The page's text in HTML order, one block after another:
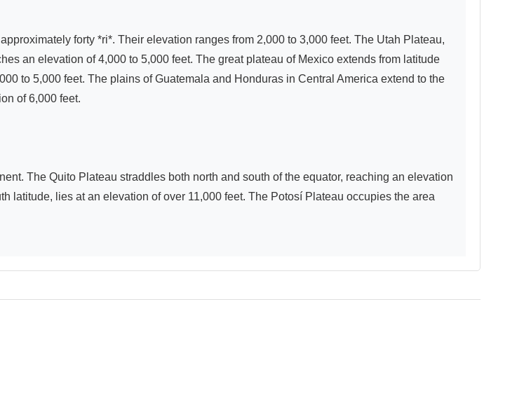
forty *ri*. Their elevation ranges from 2,000 to 3,000 feet. The Utah Plateau,
an elevation of 4,000 to 5,000 feet. The great plateau of Mexico extends from latitude
to 5,000 feet. The plains of Guatemala and Honduras in Central America extend to the
of 6,000 feet.
The Quito Plateau straddles both north and south of the equator, reaching an elevation
latitude, lies at an elevation of over 11,000 feet. The Potosí Plateau occupies the area